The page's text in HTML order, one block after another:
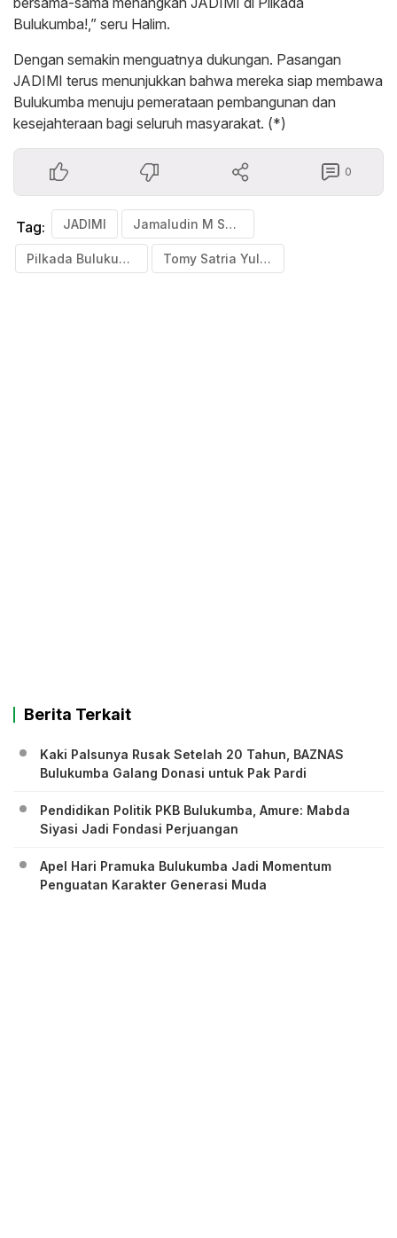
Bulukumba!,” seru Halim.
Dengan semakin menguatnya dukungan. Pasangan
JADIMI terus menunjukkan bahwa mereka siap membawa
Bulukumba menuju pemerataan pembangunan dan
kesejahteraan bagi seluruh masyarakat. (*)
0
Tag: JADIMI Jamaludin M Syamsir
Pilkada Bulukumba 2024 Tomy Satria Yulianto
Berita Terkait
Kaki Palsunya Rusak Setelah 20 Tahun, BAZNAS
Bulukumba Galang Donasi untuk Pak Pardi
Pendidikan Politik PKB Bulukumba, Amure: Mabda
Siyasi Jadi Fondasi Perjuangan
Apel Hari Pramuka Bulukumba Jadi Momentum
Penguatan Karakter Generasi Muda